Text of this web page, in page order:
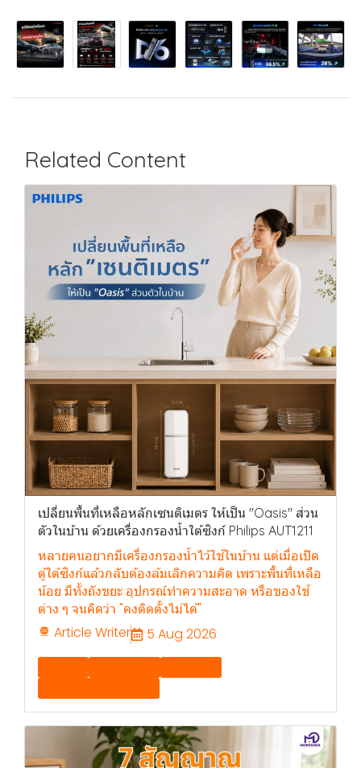
Related Content
เปลี่ยนพื้นที่เหลือหลักเซนติเมตร ให้เป็น "Oasis" ส่วน
ตัวในบ้าน ด้วยเครื่องกรองน้ำใต้ซิงก์ Philips AUT1211
หลายคนอยากมีเครื่องกรองน้ำไว้ใช้ในบ้าน แต่เมื่อเปิด
ตู้ใต้ซิงก์แล้วกลับต้องล้มเลิกความคิด เพราะพื้นที่เหลือ
น้อย มีทั้งถังขยะ อุปกรณ์ทำความสะอาด หรือของใช้
ต่าง ๆ จนคิดว่า "คงติดตั้งไม่ได้"
Article Writer
5 Aug 2026